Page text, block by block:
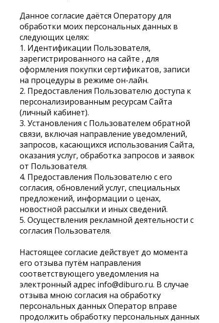
Данное согласие даётся Оператору для
обработки моих персональных данных в
следующих целях:
1. Идентификации Пользователя,
зарегистрированного на сайте , для
оформления покупки сертификатов, записи
на процедуры в режиме он-лайн.
2. Предоставления Пользователю доступа к
персонализированным ресурсам Сайта
(личный кабинет).
3. Установления с Пользователем обратной
связи, включая направление уведомлений,
запросов, касающихся использования Сайта,
оказания услуг, обработка запросов и заявок
от Пользователя.
4. Предоставления Пользователю с его
согласия, обновлений услуг, специальных
предложений, информации о ценах,
новостной рассылки и иных сведений.
5. Осуществления рекламной деятельности с
согласия Пользователя.
Настоящее согласие действует до момента
его отзыва путём направления
соответствующего уведомления на
электронный адрес info@diburo.ru. В случае
отзыва мною согласия на обработку
персональных данных Оператор вправе
продолжить обработку персональных данных